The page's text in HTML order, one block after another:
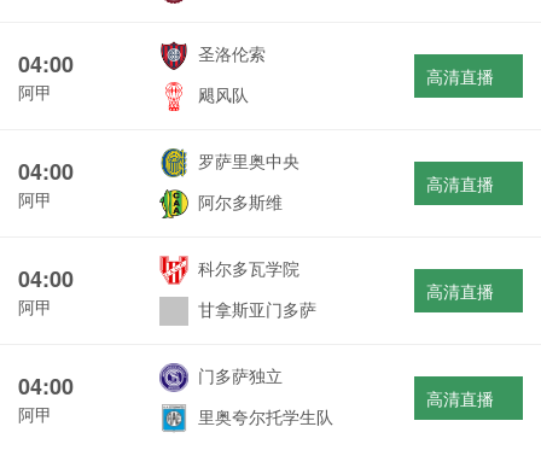
04:00
阿甲
圣洛伦索
飓风队
高清直播
04:00
阿甲
罗萨里奥中央
阿尔多斯维
高清直播
04:00
阿甲
科尔多瓦学院
甘拿斯亚门多萨
高清直播
04:00
阿甲
门多萨独立
里奥夸尔托学生队
高清直播